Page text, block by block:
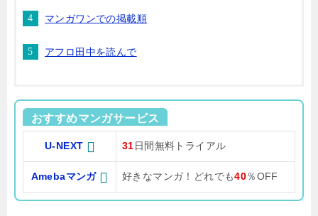
マンガワンでの掲載順
アフロ田中を読んで
おすすめマンガサービス
U-NEXT 31 日間無料トライアル
Amebaマンガ 好きなマンガ！どれでも40％OFF